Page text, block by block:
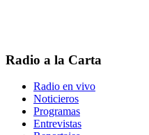
Radio a la Carta
Radio en vivo
Noticieros
Programas
Entrevistas